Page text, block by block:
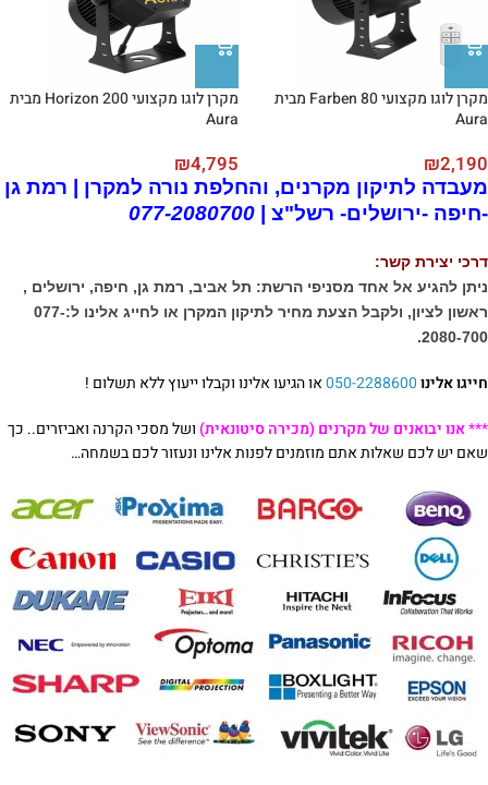
מקרן לוגו מקצועי Farben 80 מבית
Aura
₪2,190
מקרן לוגו מקצועי Horizon 200 מבית
Aura
₪4,795
מעבדה לתיקון מקרנים, והחלפת נורה למקרן | רמת גן
-חיפה -ירושלים- רשל"צ | 077-2080700
דרכי יצירת קשר:
ניתן להגיע אל אחד מסניפי הרשת: תל אביב, רמת גן, חיפה, ירושלים ,
ראשון לציון, ולקבל הצעת מחיר לתיקון המקרן או לחייג אלינו ל:077-
2080-700.
חייגו אלינו050-2288600או הגיעו אלינו וקבלו ייעוץ ללא תשלום !
***אנו יבואנים של מקרנים (מכירה סיטונאית)ושל מסכי הקרנה ואביזרים.. כך
שאם יש לכם שאלות אתם מוזמנים לפנות אלינו ונעזור לכם בשמחה…